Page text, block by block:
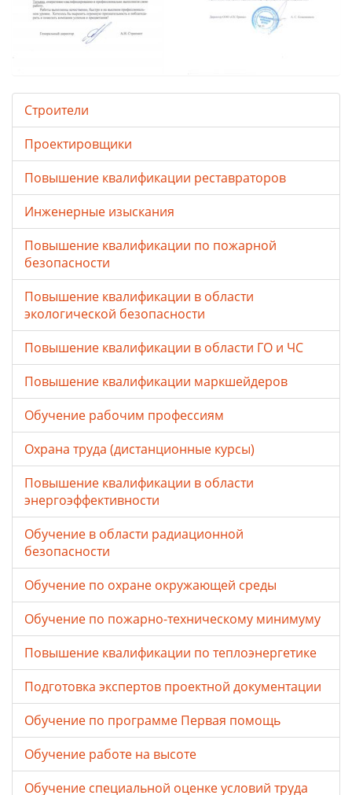
Строители
Проектировщики
Повышение квалификации реставраторов
Инженерные изыскания
Повышение квалификации по пожарной
безопасности
Повышение квалификации в области
экологической безопасности
Повышение квалификации в области ГО и ЧС
Повышение квалификации маркшейдеров
Обучение рабочим профессиям
Охрана труда (дистанционные курсы)
Повышение квалификации в области
энергоэффективности
Обучение в области радиационной
безопасности
Обучение по охране окружающей среды
Обучение по пожарно-техническому минимуму
Повышение квалификации по теплоэнергетике
Подготовка экспертов проектной документации
Обучение по программе Первая помощь
Обучение работе на высоте
Обучение специальной оценке условий труда